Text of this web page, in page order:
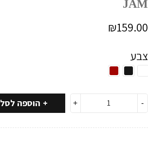
JAM
₪159.00
צבע
הוספה לסל